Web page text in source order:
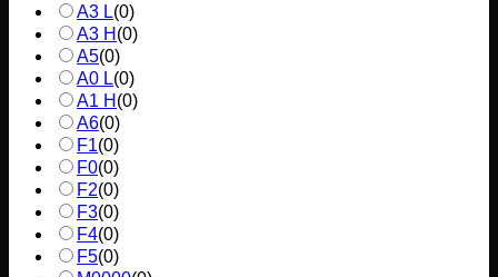
A3 L(0)
A3 H (0)
A5(0)
A0 L(0)
A1 H (0)
A6(0)
F1(0)
F0(0)
F2(0)
F3(0)
F4(0)
F5(0)